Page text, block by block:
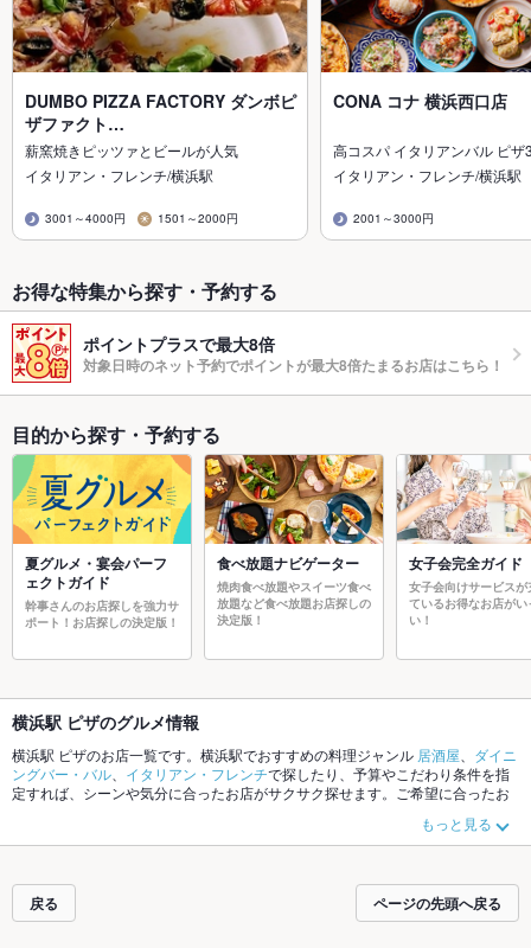
DUMBO PIZZA FACTORY ダンボピ
ザファクト…
薪窯焼きピッツァとビールが人気
イタリアン・フレンチ/横浜駅
3001～4000円 1501～2000円
CONA コナ 横浜西口店
高コスパ イタリアンバル ピ
イタリアン・フレンチ/横浜駅
2001～3000円
お得な特集から探す・予約する
ポイントプラスで最大8倍
対象日時のネット予約でポイントが最大8倍たまるお店はこちら！
目的から探す・予約する
夏グルメ・宴会パーフ
ェクトガイド
幹事さんのお店探しを強力サ
ポート！お店探しの決定版！
食べ放題ナビゲーター
焼肉食べ放題やスイーツ食べ
放題など食べ放題お店探しの
決定版！
女子会完全ガイド
女子会向けサービスが
ているお得なお店がい
い！
横浜駅 ピザのグルメ情報
横浜駅 ピザのお店一覧です。横浜駅でおすすめの料理ジャンル 居酒屋
ダイニ
ングバー・バル
イタリアン・フレンチで探したり、予算やこだわり条件を指
定すれば、シーンや気分に合ったお店がサクサク探せます。ご希望に合ったお
てみてください。ホットペッパーグルメなら、お得なクーポンはもちろん、こ
だわりメニューからあげ、お茶漬け、馬刺しや季節のおすすめ料理など、お店
使えるお店も拡大中です。友達どうしの飲み会にも、会社の宴会にも、デート
やパーティーにもお得に便利にホットペッパーグルメをご利用ください。
もっと見る
戻る ページの先頭へ戻る